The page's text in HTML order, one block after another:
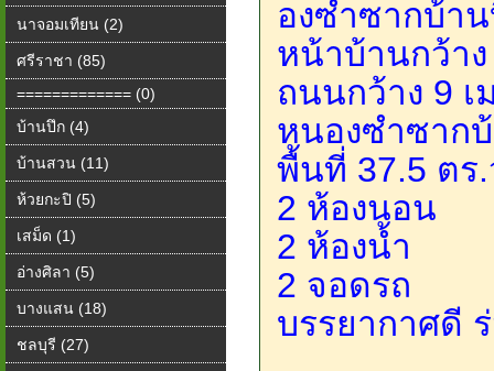
นาจอมเทียน (2)
ศรีราชา (85)
============= (0)
บ้านปึก (4)
บ้านสวน (11)
ห้วยกะปิ (5)
เสม็ด (1)
อ่างศิลา (5)
บางแสน (18)
ชลบุรี (27)
องซำซากบ้า
หน้าบ้านกว้าง
ถนนกว้าง 9 เ
หนองซำซาก
พื้นที่ 37.5 ตร
2 ห้องนอน
2 ห้องน้ำ
2 จอดรถ
บรรยากาศดี